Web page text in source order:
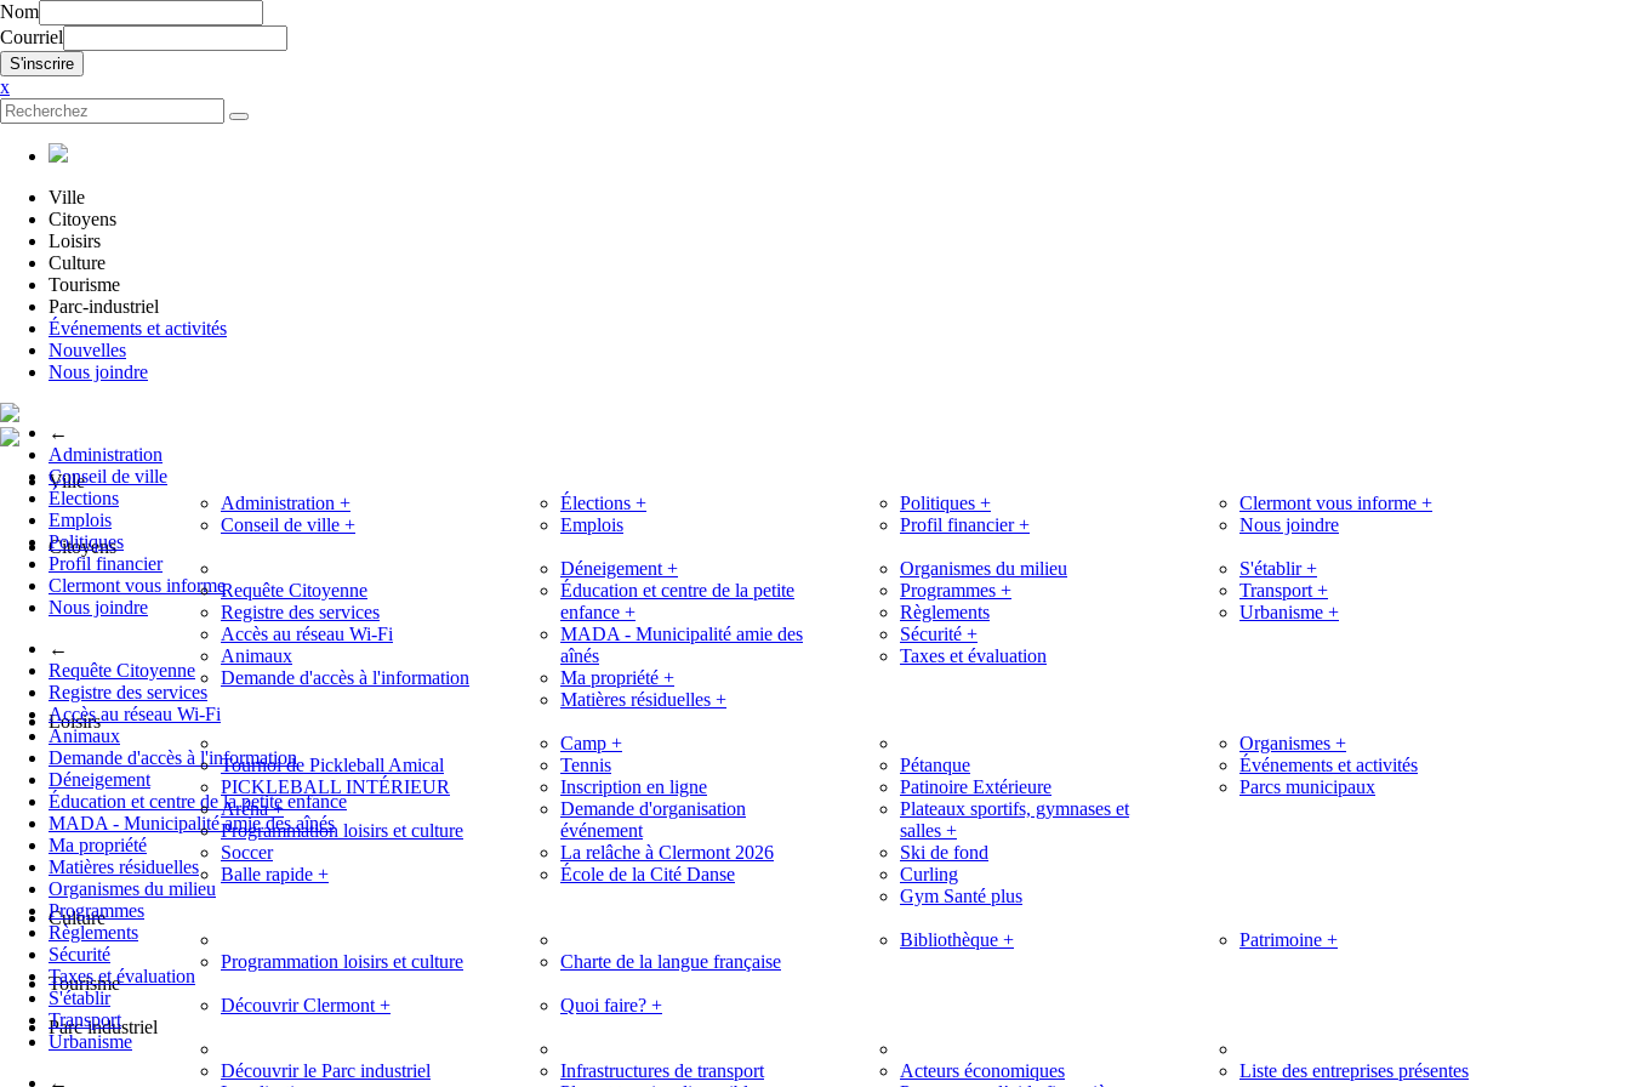
Nom
Courriel
x
Ville
Citoyens
Loisirs
Culture
Tourisme
Parc-industriel
Événements et activités
Nouvelles
Nous joindre
←
Administration
Conseil de ville
Élections
Emplois
Politiques
Profil financier
Clermont vous informe
Nous joindre
←
Requête Citoyenne
Registre des services
Accès au réseau Wi-Fi
Animaux
Demande d'accès à l'information
Déneigement
Éducation et centre de la petite enfance
MADA - Municipalité amie des aînés
Ma propriété
Matières résiduelles
Organismes du milieu
Programmes
Règlements
Sécurité
Taxes et évaluation
S'établir
Transport
Urbanisme
←
Ville
Administration +
Conseil de ville +
Élections +
Emplois
Politiques +
Profil financier+
Clermont vous informe +
Nous joindre
Citoyens
Requête Citoyenne
Registre des services
Accès au réseau Wi-Fi
Animaux
Demande d'accès à l'information
Déneigement +
Éducation et centre de la petite
enfance +
MADA - Municipalité amie des
aînés
Ma propriété +
Matières résiduelles +
Organismes du milieu
Programmes +
Règlements
Sécurité +
Taxes et évaluation
S'établir+
Transport +
Urbanisme +
Loisirs
Tournoi de Pickleball Amical
PICKLEBALL INTÉRIEUR
Aréna+
Programmation loisirs et culture
Soccer
Balle rapide +
Camp +
Tennis
Inscription en ligne
Demande d'organisation
événement
La relâche à Clermont 2026
École de la Cité Danse
Pétanque
Patinoire Extérieure
Plateaux sportifs, gymnases et
salles +
Ski de fond
Curling
Gym Santé plus
Organismes +
Événements et activités
Parcs municipaux
Culture
Programmation loisirs et culture Charte de la langue française
Bibliothèque + Patrimoine +
Tourisme
Découvrir Clermont + Quoi faire? +
Parc industriel
Découvrir le Parc industriel
Infrastructures de transport
Acteurs économiques
Liste des entreprises présentes